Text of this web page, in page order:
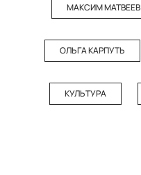
МАКСИМ МАТВЕЕВ
ОЛЬГА КАРПУТЬ
КУЛЬТУРА